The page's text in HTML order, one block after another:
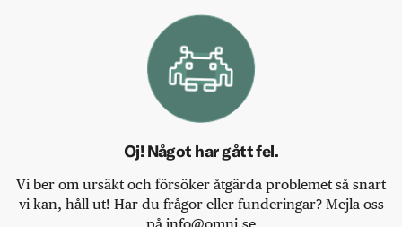
Oj! Något har gått fel.
Vi ber om ursäkt och försöker åtgärda problemet så snart
vi kan, håll ut! Har du frågor eller funderingar? Mejla oss